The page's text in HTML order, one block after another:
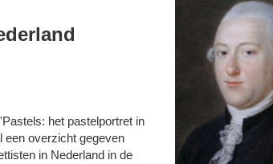
het pastelportret in
een overzicht gegeven
in Nederland in de